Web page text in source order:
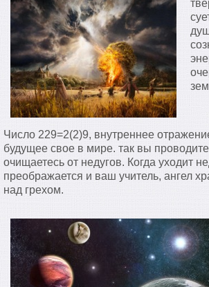
Число 229=2(2)9, внутреннее
будущее свое в мире. так вы
очищаетесь от недугов. Когда уходит
преображается и ваш учитель, ангел
над грехом.